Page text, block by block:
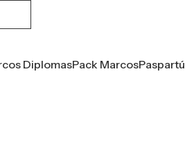
DiplomasPack MarcosPaspartú